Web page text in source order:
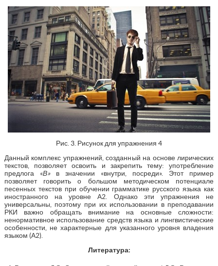
Рис. 3. Рисунок для упражнения 4
Данный комплекс упражнений, созданный на основе лирических
текстов, позволяет освоить и закрепить тему: употребление
предлога «В» в значении «внутри, посреди». Этот пример
позволяет говорить о большом методическом потенциале
песенных текстов при обучении грамматике русского языка как
иностранного на уровне А2. Однако эти упражнения не
универсальны, поэтому при их использовании в преподавании
РКИ важно обращать внимание на основные сложности:
ненормативное использование средств языка и лингвистические
особенности, не характерные для указанного уровня владения
языком (А2).
Литература: